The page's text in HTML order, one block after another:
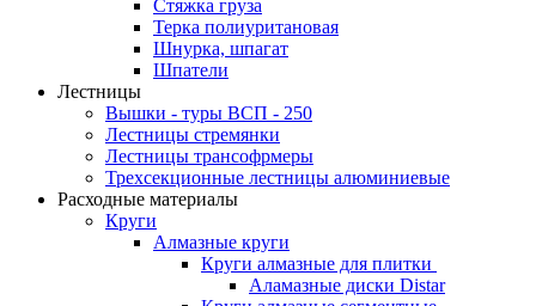
Стяжка груза
Терка полиуритановая
Шнурка, шпагат
Шпатели
Лестницы
Вышки - туры ВСП - 250
Лестницы стремянки
Лестницы трансофрмеры
Трехсекционные лестницы алюминиевые
Расходные материалы
Круги
Алмазные круги
Круги алмазные для плитки
Аламазные диски Distar